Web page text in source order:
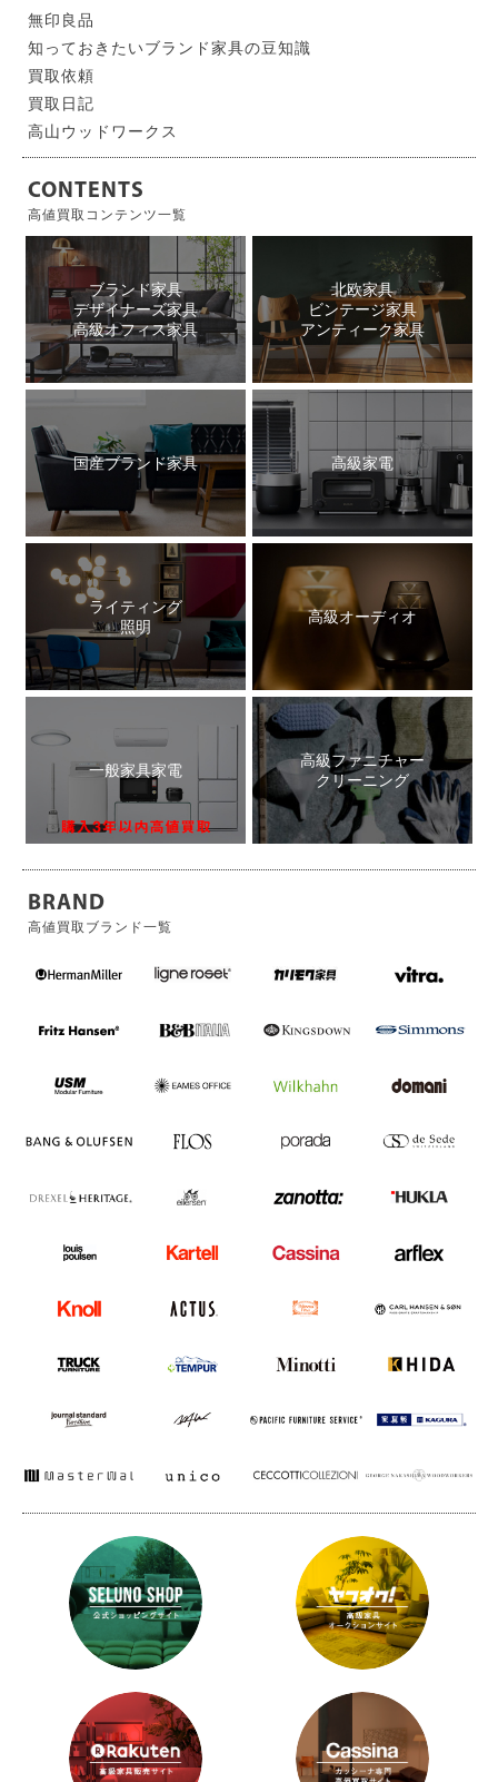
無印良品
知っておきたいブランド家具の豆知識
買取依頼
買取日記
高山ウッドワークス
CONTENTS
高値買取コンテンツ一覧
ブランド家具
デザイナーズ家具
高級オフィス家具
北欧家具
ビンテージ家具
アンティーク家具
国産ブランド家具 高級家電
ライティング
照明
高級オーディオ
一般家具家電
高級ファニチャー
クリーニング
BRAND
高値買取ブランド一覧